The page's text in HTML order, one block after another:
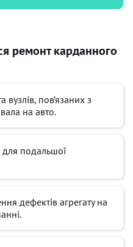
ремонт карданного
вузлів, пов’язаних з
на авто.
для подальшої
дефектів агрегату на